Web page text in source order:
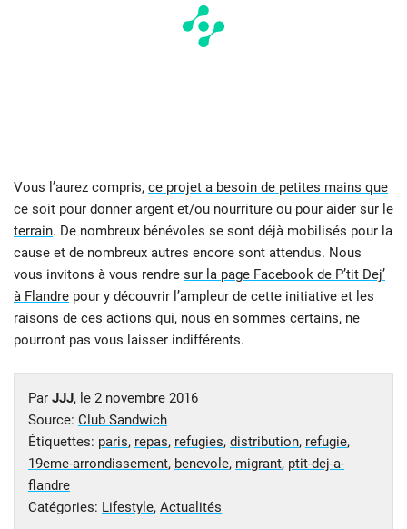
Vous l’aurez compris, ce projet a besoin de petites mains que
ce soit pour donner argent et/ou nourriture ou pour aider sur le
terrain. De nombreux bénévoles se sont déjà mobilisés pour la
cause et de nombreux autres encore sont attendus. Nous
vous invitons à vous rendre sur la page Facebook de P’tit Dej’
à Flandre pour y découvrir l’ampleur de cette initiative et les
raisons de ces actions qui, nous en sommes certains, ne
pourront pas vous laisser indifférents.
Par JJJ, le 2 novembre 2016
Source: Club Sandwich
Étiquettes: paris, repas, refugies, distribution, refugie,
19eme-arrondissement, benevole, migrant, ptit-dej-a-
flandre
Catégories: Lifestyle, Actualités